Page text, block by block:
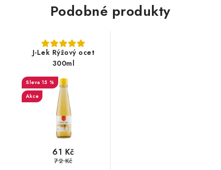
Podobné produkty
J-Lek Rýžový ocet
300ml
15 %
Akce
61 Kč
72 Kč